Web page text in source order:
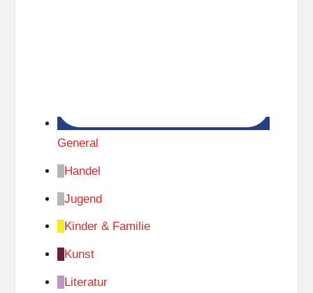
General
Handel
Jugend
Kinder & Familie
Kunst
Literatur